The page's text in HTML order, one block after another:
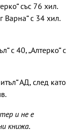
със 76 хил.
Варна“ с 34 хил.
с 40, „Алтерко“ с
АД, след като
и не е
книжа.